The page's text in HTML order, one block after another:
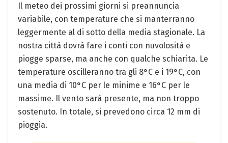
Il meteo dei prossimi giorni si preannuncia
variabile, con temperature che si manterranno
leggermente al di sotto della media stagionale. La
nostra città dovrà fare i conti con nuvolosità e
piogge sparse, ma anche con qualche schiarita. Le
temperature oscilleranno tra gli 8°C e i 19°C, con
una media di 10°C per le minime e 16°C per le
massime. Il vento sarà presente, ma non troppo
sostenuto. In totale, si prevedono circa 12 mm di
pioggia.